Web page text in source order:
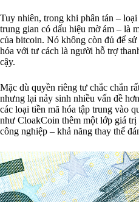
Tuy nhiên, trong khi phân tán –
trung gian có dấu hiệu mờ ám – là
của bitcoin. Nó không còn đủ để sử
hóa với tư cách là người hỗ trợ
cậy.
Mặc dù quyền riêng tư chắc chắn
nhưng lại nảy sinh nhiều vấn đề
các loại tiền mã hóa tập trung vào
như CloakCoin thêm một lớp giá trị
công nghiệp – khả năng thay thế